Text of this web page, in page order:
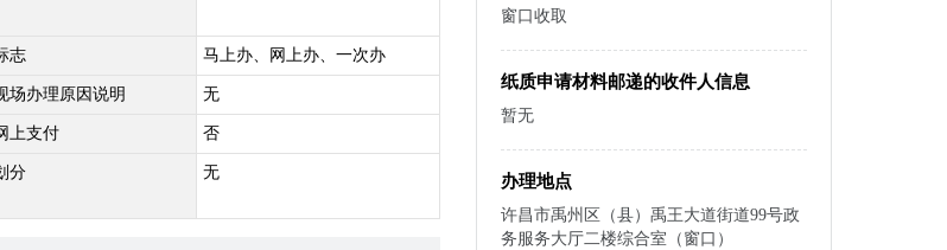
志 马上办、网上办、一次办
场办理原因说明 无
上支付 否
分 无
窗口收取
纸质申请材料邮递的收件人信息
暂无
办理地点
许昌市禹州区（县）禹王大道街道99号政
务服务大厅二楼综合室（窗口）